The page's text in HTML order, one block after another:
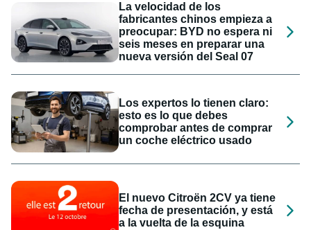
La velocidad de los
fabricantes chinos empieza a
preocupar: BYD no espera ni
seis meses en preparar una
nueva versión del Seal 07
Los expertos lo tienen claro:
esto es lo que debes
comprobar antes de comprar
un coche eléctrico usado
El nuevo Citroën 2CV ya tiene
fecha de presentación, y está
a la vuelta de la esquina